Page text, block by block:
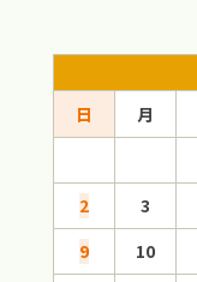
日 月
2
3
9
10